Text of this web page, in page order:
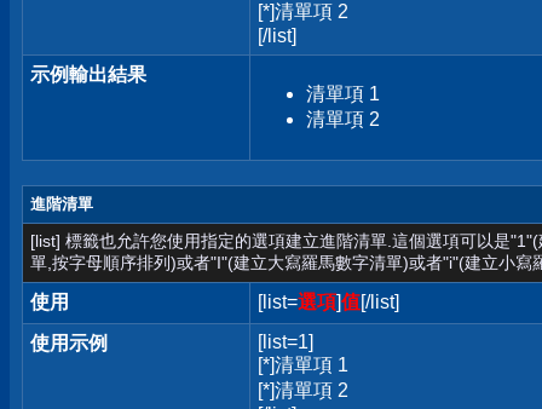
[*]清單項 2
[/list]
示例輸出結果
清單項 1
清單項 2
進階清單
[list] 標籤也允許您使用指定的選項建立進階清單.這個選項可以是
單,按字母順序排列)或者"I"(建立大寫羅馬數字清單)或者"i"(建立小寫
使用 [list=選項]值[/list]
使用示例
[list=1]
[*]清單項 1
[*]清單項 2